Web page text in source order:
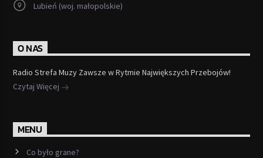
Lubień (woj. małopolskie)
O NAS
Radio Strefa Muzy Zawsze w Rytmie Największych Przebojów!
Czytaj Więcej
MENU
Co było grane?